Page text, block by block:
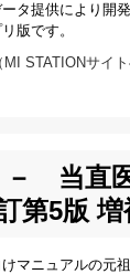
タ提供により開
版です。
STATIONサイト
当直
第5版 増
マニュアルの元